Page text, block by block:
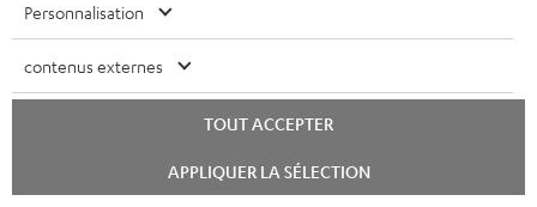
qualité. La Fevad est membre du réseau européen Ecommerce Europe Trustmark.
chat
Personnalisation
contenus externes
TOUT ACCEPTER
APPLIQUER LA SÉLECTION